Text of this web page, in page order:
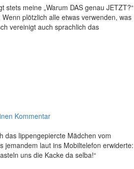
meine „Warum DAS genau JETZT?“
plötzlich alle etwas verwenden, was
vereinigt auch sprachlich das
Kommentar
das lippengepiercte Mädchen vom
jemandem laut ins Mobiltelefon erwiderte:
uns die Kacke da selba!“